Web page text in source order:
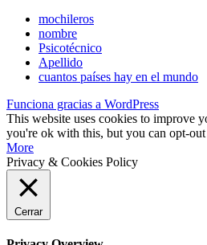
mochileros
nombre
Psicotécnico
Apellido
cuantos países hay en el mundo
Funciona gracias a WordPress
This website uses cookies to improve
you're ok with this, but you can opt-
More
Privacy & Cookies Policy
Cerrar